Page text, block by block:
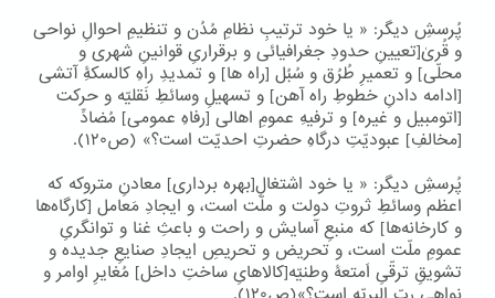
پُرسشِ دیگر: « یا خود ترتیبِ نظامِ مُدُن و تنظیمِ احوالِ نواحی
و قُریٰ[تعیینِ حدودِ جغرافیائی و برقراریِ قوانینِ شهری و
محلّی] و تعمیرِ طُرُق و سُبُل [راه ها] و تمدیدِ راهِ کالسکۀِ آتشی
[ادامه دادنِ خطوطِ راه آهن] و تسهیلِ وسائطِ نَقلیّه و حرکت
[اتومبیل و غیره] و ترفیهِ عمومِ اهالی [رفاهِ عمومی] مُضادِّ
[مخالفِ] عبودیّتِ درگاهِ حضرتِ احدیّت است؟» (ص۱۲۰).
پُرسشِ دیگر: « یا خود اشتغالِ[بهره برداری] معادنِ متروکه که
اعظم وسائطِ ثروتِ دولت و ملّت است، و ایجادِ مَعامل [کارگاه‌ها
و کارخانه‌ها] که منبعِ آسایش و راحت و باعثِ غنا و توانگریِ
عمومِ ملّت است، و تحریض و تحریصِ ایجادِ صنایعِ جدیده و
تشویقِ ترقّیِ اَمتعۀ وطنیّه[کالاهایِ ساختِ داخل] مُغایرِ اوامر و